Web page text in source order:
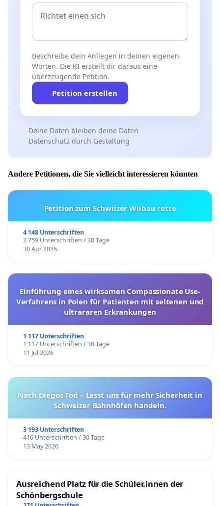
Beschreibe dein Anliegen in deinen eigenen
Worten. Die KI erstellt dir daraus eine
überzeugende Petition.
Petition erstellen
Deine Daten bleiben deine Daten
Datenschutz durch Gestaltung
Andere Petitionen, die Sie vielleicht interessieren könnten
Petition zum Schwiizer Wiibau rette
4 148 Unterschriften
2 759 Unterschriften / 30 Tage
30 Apr 2026
Einführung eines wirksamen Compassionate Use-
Verfahrens in Polen für Patienten mit seltenen und
ultrararen Erkrankungen
1 117 Unterschriften
1 117 Unterschriften / 30 Tage
11 Jul 2026
Nach Diegos Tod – Lasst uns für mehr Sicherheit in
Schweizer Bahnhöfen handeln.
3 193 Unterschriften
416 Unterschriften / 30 Tage
13 May 2026
Ausreichend Platz für die Schüler.innen der
Schönbergschule